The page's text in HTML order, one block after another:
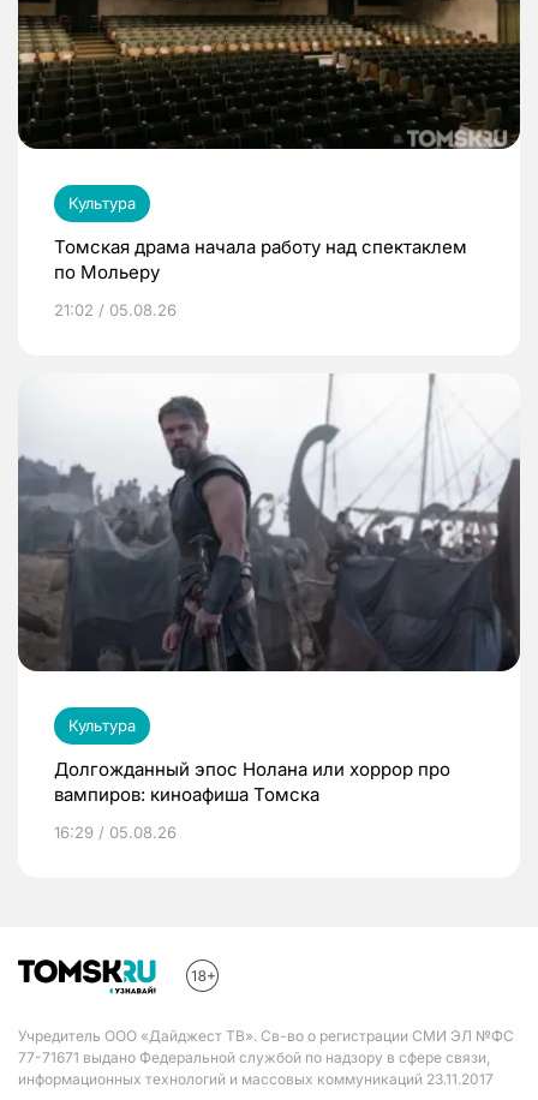
Культура
Томская драма начала работу над спектаклем
по Мольеру
21:02 / 05.08.26
Культура
Долгожданный эпос Нолана или хоррор про
вампиров: киноафиша Томска
16:29 / 05.08.26
Учредитель ООО «Дайджест ТВ». Св-во о регистрации СМИ ЭЛ №ФС
77-71671 выдано Федеральной службой по надзору в сфере связи,
информационных технологий и массовых коммуникаций 23.11.2017